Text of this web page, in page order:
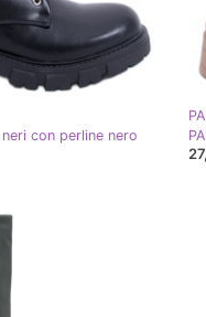
con perline nero